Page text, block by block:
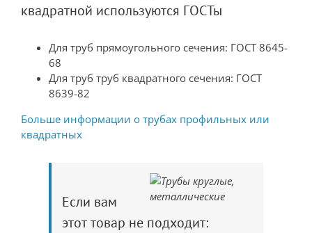
квадратной используются ГОСТы
Для труб прямоугольного сечения: ГОСТ 8645-
68
Для труб труб квадратного сечения: ГОСТ
8639-82
Больше информации о трубах профильных или
квадратных
Если вам
этот товар не подходит: